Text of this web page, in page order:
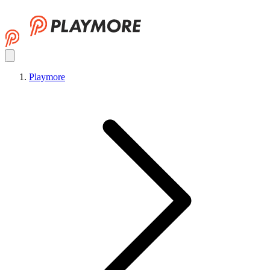
Playmore